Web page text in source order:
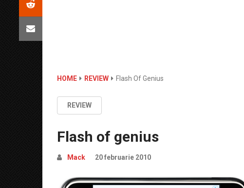
HOME REVIEW Flash Of Genius
REVIEW
Flash of genius
Mack 20 februarie 2010